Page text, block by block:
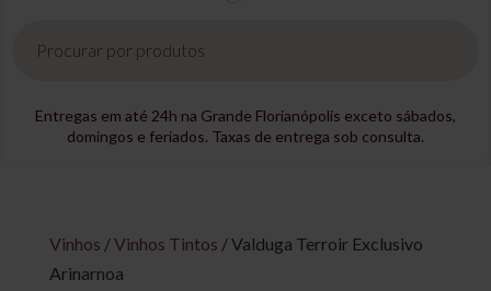
produtos
Entregas em até 24h na Grande Florianópolis exceto sábados,
domingos e feriados. Taxas de entrega sob consulta.
Vinhos /Vinhos Tintos / Valduga Terroir Exclusivo
Arinarnoa